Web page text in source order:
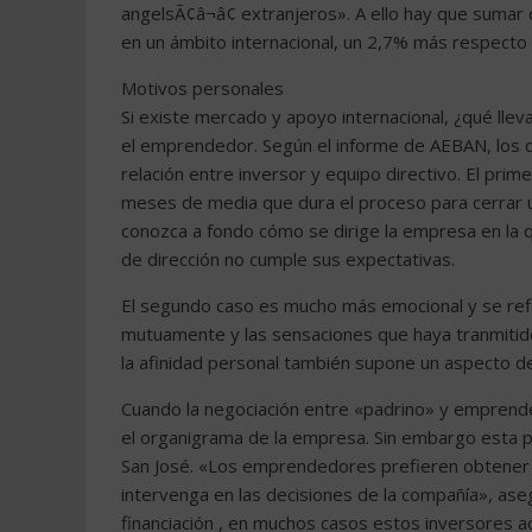
angelsÃ¢â¬â¢ extranjeros». A ello hay que
en un ámbito internacional, un 2,7% más
Motivos personales
Si existe mercado y apoyo internacional, ¿qué
el emprendedor. Según el informe de AEBAN,
relación entre inversor y equipo directivo. El
meses de media que dura el proceso para
conozca a fondo cómo se dirige la empresa en la
de dirección no cumple sus expectativas.
El segundo caso es mucho más emocional y se
mutuamente y las sensaciones que haya
la afinidad personal también supone un aspecto
Cuando la negociación entre «padrino» y
el organigrama de la empresa. Sin embargo
San José. «Los emprendedores prefieren
intervenga en las decisiones de la compañía»,
financiación , en muchos casos estos inversores